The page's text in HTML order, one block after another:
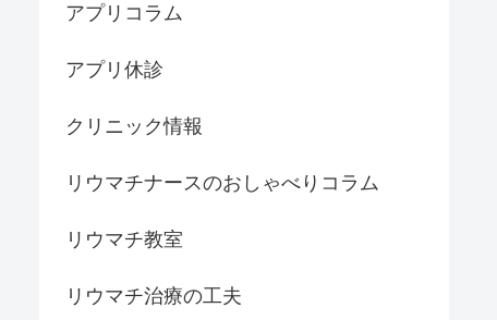
アプリコラム
アプリ休診
クリニック情報
リウマチナースのおしゃべりコラム
リウマチ教室
リウマチ治療の工夫